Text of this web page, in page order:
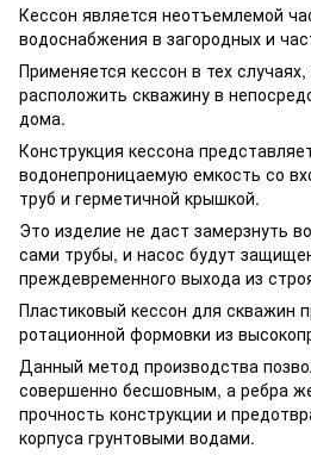
Кессон является неотъемлемой
водоснабжения в загородных и
Применяется кессон в тех
расположить скважину в
дома.
Конструкция кессона
водонепроницаемую емкость со
труб и герметичной крышкой.
Это изделие не даст замерзнуть
сами трубы, и насос будут
преждевременного выхода из
Пластиковый кессон для скважин
ротационной формовки из
Данный метод производства
совершенно бесшовным, а ребра
прочность конструкции и
корпуса грунтовыми водами.